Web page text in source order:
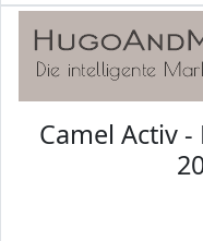
Camel Activ